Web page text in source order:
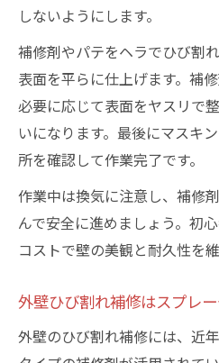
しないようにします。
補修剤やパテをヘラでひび割
表面を平らに仕上げます。補
必要に応じて表面をヤスリで
いになります。最後にマスキ
所を確認して作業完了です。
作業中は換気に注意し、補修
んで安全に進めましょう。初
コストで壁の美観と耐久性を維
外壁ひび割れ補修はスプレ
外壁のひび割れ補修には、近